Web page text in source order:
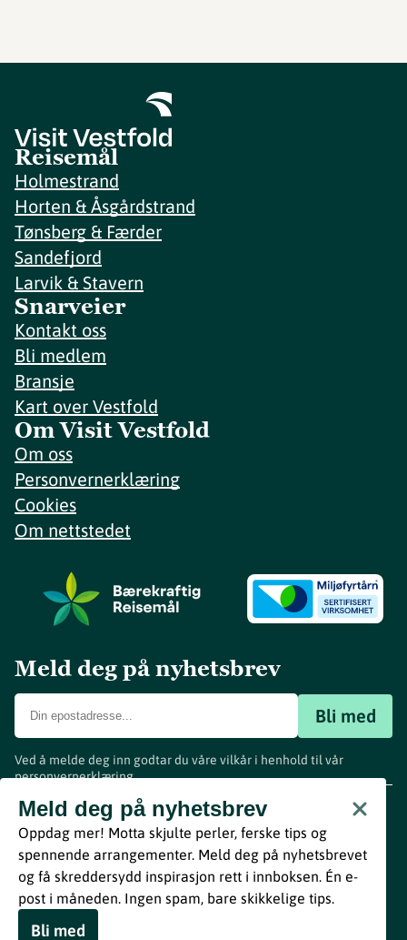
Reisemål
Holmestrand
Horten & Åsgårdstrand
Tønsberg & Færder
Sandefjord
Larvik & Stavern
Snarveier
Kontakt oss
Bli medlem
Bransje
Kart over Vestfold
Om Visit Vestfold
Om oss
Personvernerklæring
Cookies
Om nettstedet
Meld deg på nyhetsbrev
Bli med
Ved å melde deg inn godtar du våre vilkår i henhold til vår
personvernerklæring.
Meld deg på nyhetsbrev
Oppdag mer! Motta skjulte perler, ferske tips og
spennende arrangementer. Meld deg på nyhetsbrevet
og få skreddersydd inspirasjon rett i innboksen. Én e-
post i måneden. Ingen spam, bare skikkelige tips.
Bli med
www.visitvestfold.com
Turistinformasjon
Vestfold Fylkeskommune
ByBreakfast